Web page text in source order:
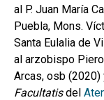
al P. Juan María
Puebla, Mons.
Santa Eulalia de
al arzobispo
Arcas, osb
Facultatisdel